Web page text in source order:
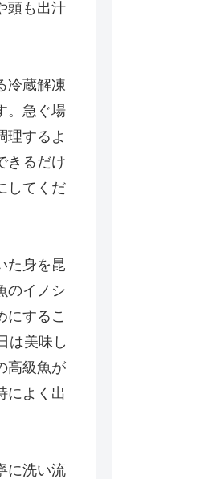
頭も出汁
冷蔵解凍
。急ぐ場
理するよ
きるだけ
してくだ
た身を昆
のイノシ
にするこ
は美味し
高級魚が
によく出
に洗い流